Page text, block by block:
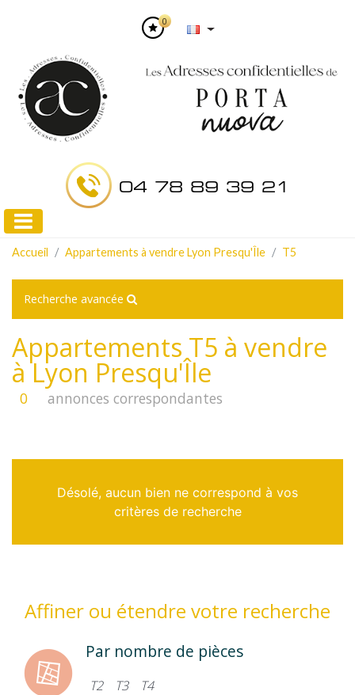
0
04 78 89 39 21
Accueil Appartements à vendre Lyon Presqu'Île T5
Recherche avancée
Appartements T5 à vendre
à Lyon Presqu'Île
0 annonces correspondantes
Désolé, aucun bien ne correspond à vos
critères de recherche
Affiner ou étendre votre recherche
Par nombre de pièces
T2 T3 T4